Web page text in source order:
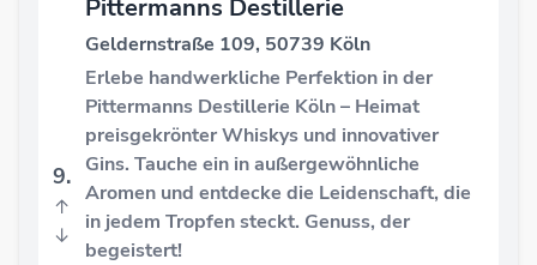
9.
↑
↓
Pittermanns Destillerie
Geldernstraße 109, 50739 Köln
Erlebe handwerkliche Perfektion in der
Pittermanns Destillerie Köln – Heimat
preisgekrönter Whiskys und innovativer
Gins. Tauche ein in außergewöhnliche
Aromen und entdecke die Leidenschaft, die
in jedem Tropfen steckt. Genuss, der
begeistert!